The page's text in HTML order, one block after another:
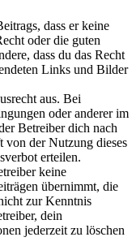
dass er keine
oder die guten
dass du das Recht
Links und Bilder
aus. Bei
oder anderer im
Betreiber dich nach
von der Nutzung dieses
erteilen.
keine
übernimmt, die
zur Kenntnis
dein
jederzeit zu löschen